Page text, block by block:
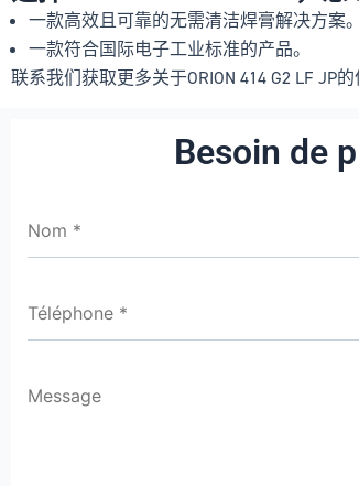
一款高效且可靠的无需清洁焊膏解决方案。
一款符合国际电子工业标准的产品。
联系我们获取更多关于ORION 414 G2 LF JP的
Besoin de